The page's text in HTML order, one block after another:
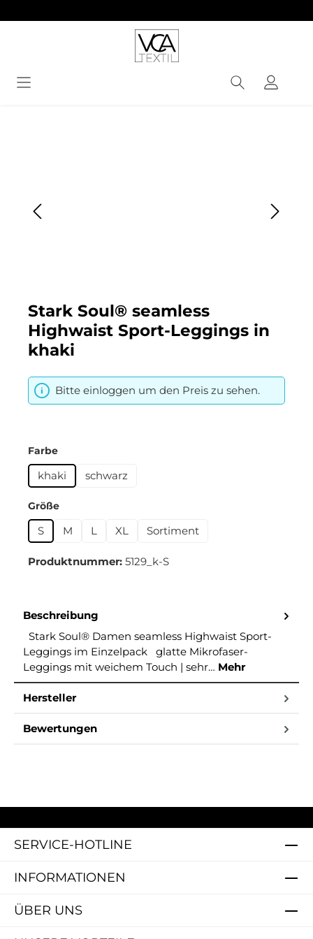
Stark Soul® seamless
Highwaist Sport-Leggings in
khaki
Bitte einloggen um den Preis zu sehen.
Farbeauswählen
khaki schwarz
Größeauswählen
S M L XL Sortiment
Produktnummer: 5129_k-S
Beschreibung
Stark Soul® Damen seamless Highwaist Sport-
Leggings im Einzelpack glatte Mikrofaser-
Leggings mit weichem Touch | sehr… Mehr
Hersteller
Bewertungen
SERVICE-HOTLINE
INFORMATIONEN
ÜBER UNS